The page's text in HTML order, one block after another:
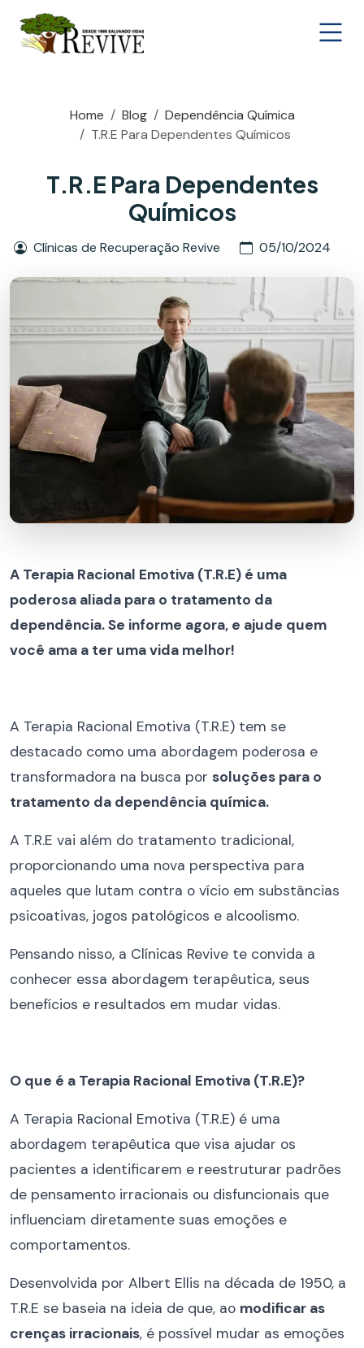
Home Blog
Dependência Química
T.R.E Para Dependentes Químicos
T.R.E Para Dependentes
Químicos
Clínicas de Recuperação Revive 05/10/2024
A Terapia Racional Emotiva (T.R.E) é uma
poderosa aliada para o tratamento da
dependência. Se informe agora, e ajude quem
você ama a ter uma vida melhor!
A Terapia Racional Emotiva (T.R.E) tem se
destacado como uma abordagem poderosa e
transformadora na busca por soluções para o
tratamento da dependência química.
A T.R.E vai além do tratamento tradicional,
proporcionando uma nova perspectiva para
aqueles que lutam contra o vício em substâncias
psicoativas, jogos patológicos e alcoolismo.
Pensando nisso, a Clínicas Revive te convida a
conhecer essa abordagem terapêutica, seus
benefícios e resultados em mudar vidas.
O que é a Terapia Racional Emotiva (T.R.E)?
A Terapia Racional Emotiva (T.R.E) é uma
abordagem terapêutica que visa ajudar os
pacientes a identificarem e reestruturar padrões
de pensamento irracionais ou disfuncionais que
influenciam diretamente suas emoções e
comportamentos.
Desenvolvida por Albert Ellis na década de 1950, a
T.R.E se baseia na ideia de que, ao modificar as
crenças irracionais, é possível mudar as emoções